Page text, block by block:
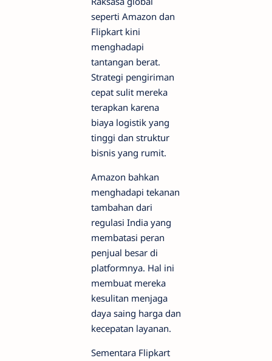
seperti Amazon dan
Flipkart kini
menghadapi
tantangan berat.
Strategi pengiriman
cepat sulit mereka
terapkan karena
biaya logistik yang
tinggi dan struktur
bisnis yang rumit.
Amazon bahkan
menghadapi tekanan
tambahan dari
regulasi India yang
membatasi peran
penjual besar di
platformnya. Hal ini
membuat mereka
kesulitan menjaga
daya saing harga dan
kecepatan layanan.
Sementara Flipkart